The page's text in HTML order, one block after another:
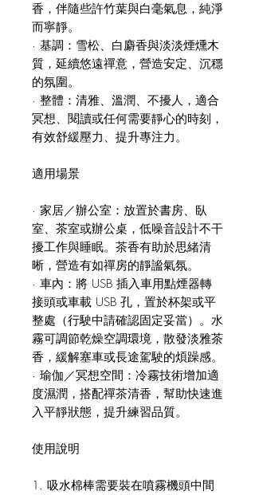
香，伴隨些許竹葉與白毫氣息，純淨
而寧靜。
· 基調：雪松、白麝香與淡淡煙燻木
質，延續悠遠禪意，營造安定、沉穩
的氛圍。
· 整體：清雅、溫潤、不擾人，適合
冥想、閱讀或任何需要靜心的時刻，
有效舒緩壓力、提升專注力。
適用場景
· 家居／辦公室：放置於書房、臥
室、茶室或辦公桌，低噪音設計不干
擾工作與睡眠。茶香有助於思緒清
晰，營造有如禪房的靜謐氣氛。
· 車內：將 USB 插入車用點煙器轉
接頭或車載 USB 孔，置於杯架或平
整處（行駛中請確認固定妥當）。水
霧可調節乾燥空調環境，散發淡雅茶
香，緩解塞車或長途駕駛的煩躁感。
· 瑜伽／冥想空間：冷霧技術增加適
度濕潤，搭配禪茶清香，幫助快速進
入平靜狀態，提升練習品質。
使用說明
1. 吸水棉棒需要裝在噴霧機頭中間